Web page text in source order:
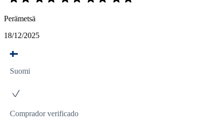
Perämetsä
18/12/2025
Suomi
Comprador verificado